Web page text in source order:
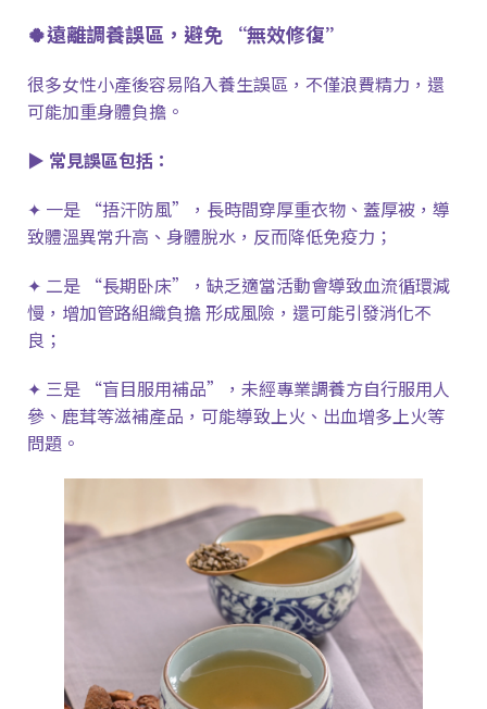
🍀遠離調養誤區，避免 “無效修復”
很多女性小產後容易陷入養生誤區，不僅浪費精力，還
可能加重身體負擔。
▶ 常見誤區包括：
✦ 一是 “捂汗防風”
，長時間穿厚重衣物、蓋厚被，導
致體溫異常升高、身體脫水，反而降低免疫力；
✦ 二是 “長期卧床”
，缺乏適當活動會導致血流循環減
慢，增加管路組織負擔形成風險，還可能引發消化不
良；
✦ 三是 “盲目服用補品”
，未經專業調養方自行服用人
參、鹿茸等滋補產品，可能導致上火、出血增多上火等
問題。